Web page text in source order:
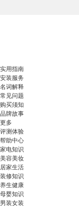
实用指南
安装服务
名词解释
常见问题
购买须知
品牌故事
更多
评测体验
帮助中心
家电知识
美容美妆
居家生活
装修知识
养生健康
母婴知识
男装女装